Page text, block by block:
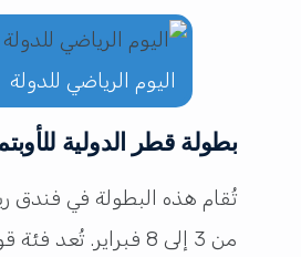
اليوم الرياضي للدولة
بطولة قطر الدولية
تُقام هذه البطولة في
من 3 إلى 8 فبراير. تُعد